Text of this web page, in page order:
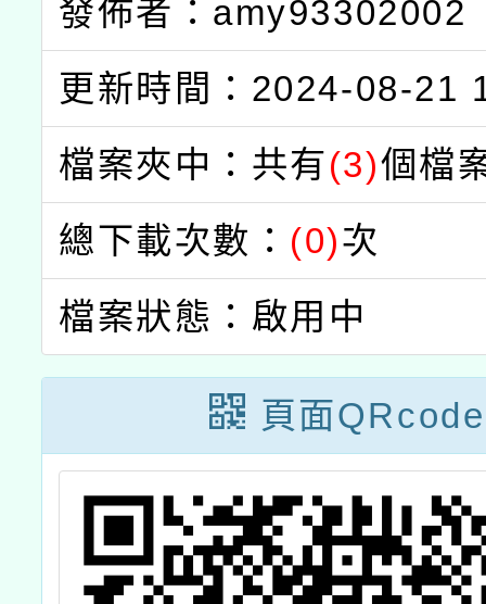
發佈者：amy93302002
更新時間：2024-08-21
檔案夾中：共有(3)個檔
總下載次數： (0)次
檔案狀態：啟用中
頁面QRcode